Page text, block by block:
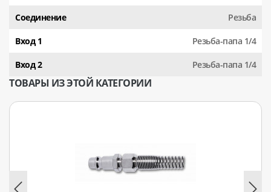
Соединение Резьба
Вход 1 Резьба-папа 1/4
Вход 2 Резьба-папа 1/4
ТОВАРЫ ИЗ ЭТОЙ КАТЕГОРИИ